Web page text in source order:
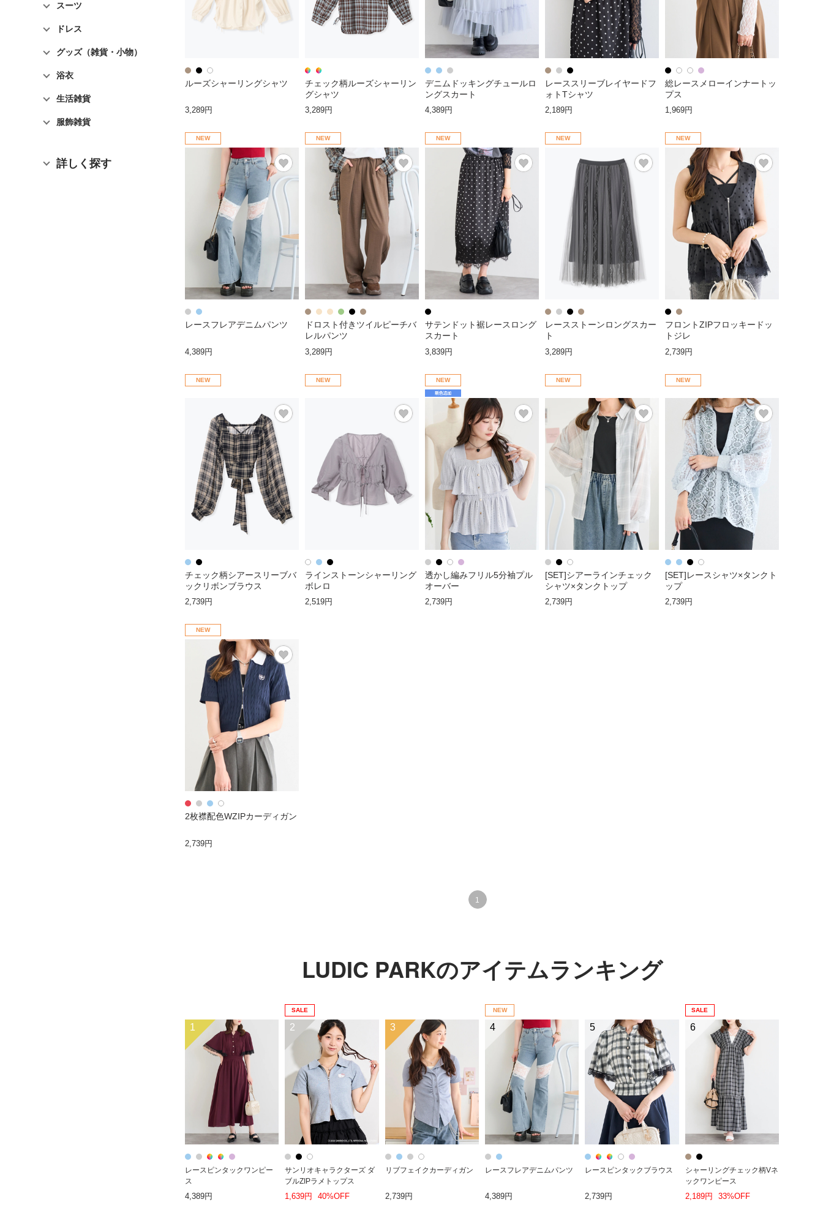
スーツ
ドレス
グッズ（雑貨・小物）
浴衣
生活雑貨
服飾雑貨
詳しく探す
ルーズシャーリングシャツ
3,289円
チェック柄ルーズシャーリン
グシャツ
3,289円
デニムドッキングチュールロ
ングスカート
4,389円
レーススリーブレイヤードフ
ォトTシャツ
2,189円
総レースメローインナートッ
プス
1,969円
NEW
レースフレアデニムパンツ
4,389円
NEW
ドロスト付きツイルピーチバ
レルパンツ
3,289円
NEW
サテンドット裾レースロング
スカート
3,839円
NEW
レースストーンロングスカー
ト
3,289円
NEW
フロントZIPフロッキードッ
トジレ
2,739円
NEW
チェック柄シアースリーブバ
ックリボンブラウス
2,739円
NEW
ラインストーンシャーリング
ボレロ
2,519円
NEW
透かし編みフリル5分袖プル
オーバー
2,739円
NEW
[SET]シアーラインチェック
シャツ×タンクトップ
2,739円
NEW
[SET]レースシャツ×タンクト
ップ
2,739円
NEW
2枚襟配色WZIPカーディガン
2,739円
1
LUDIC PARKのアイテムランキング
1
レースピンタックワンピー
ス
4,389円
SALE
2
サンリオキャラクターズ ダ
ブルZIPラメトップス
1,639円 40%OFF
3
リブフェイクカーディガン
2,739円
NEW
4
レースフレアデニムパンツ
4,389円
5
レースピンタックブラウス
2,739円
SALE
6
シャーリングチェック柄Vネ
ックワンピース
2,189円 33%OFF